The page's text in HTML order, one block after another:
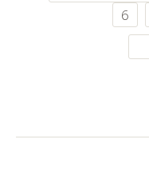
6